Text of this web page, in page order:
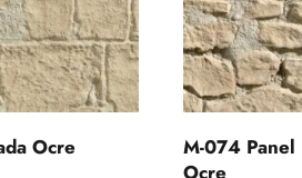
Ocre
M-074
Ocre